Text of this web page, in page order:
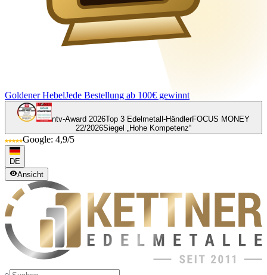
Goldener HebelJede Bestellung ab 100€ gewinnt
ntv-Award 2026Top 3 Edelmetall-HändlerFOCUS MONEY
22/2026Siegel „Hohe Kompetenz“
Google: 4,9/5
DE
Ansicht